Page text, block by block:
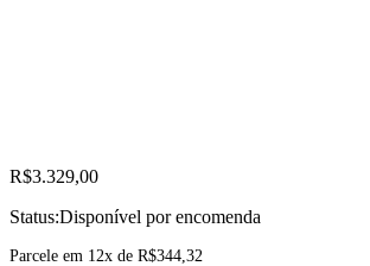
R$3.329,00
Status:Disponível por encomenda
Parcele em 12x de R$344,32